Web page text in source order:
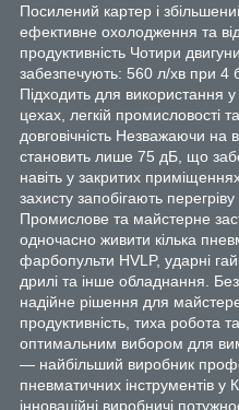
Посилений картер і
ефективне охолодження та
продуктивність Чотири
забезпечують: 560 л/хв при 4
Підходить для використання
цехах, легкій промисловості
довговічність Незважаючи на
становить лише 75 дБ, що
навіть у закритих
захисту запобігають
Промислове та майстерне
одночасно живити кілька
фарбопульти HVLP, ударні
дрилі та інше обладнання.
надійне рішення для
продуктивність, тиха робота
оптимальним вибором для
— найбільший виробник
пневматичних інструментів у
інноваційні виробничі